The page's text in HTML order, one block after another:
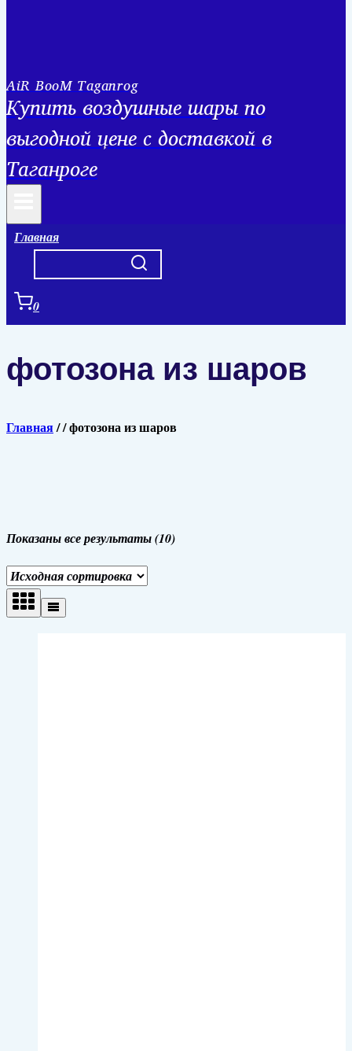
AiR BooM Taganrog
Купить воздушные шары по
выгодной цене с доставкой в
Таганроге
Главная
0
фотозона из шаров
Главная//фотозона из шаров
Показаны все результаты (10)